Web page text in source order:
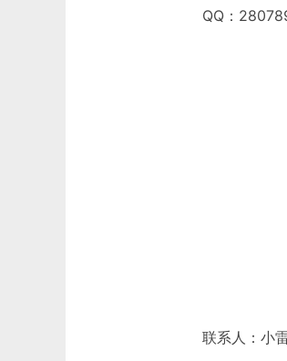
QQ：
联系人：小